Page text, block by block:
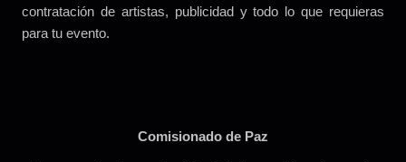
contratación de artistas, publicidad y todo lo que requieras
para tu evento.
Comisionado de Paz